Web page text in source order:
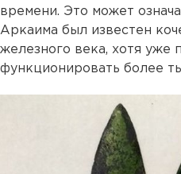
времени. Это может
Аркаима был известен
железного века, хотя уже
функционировать более